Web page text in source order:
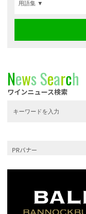
NewsSearch
ワインニュース検索
PRバナー